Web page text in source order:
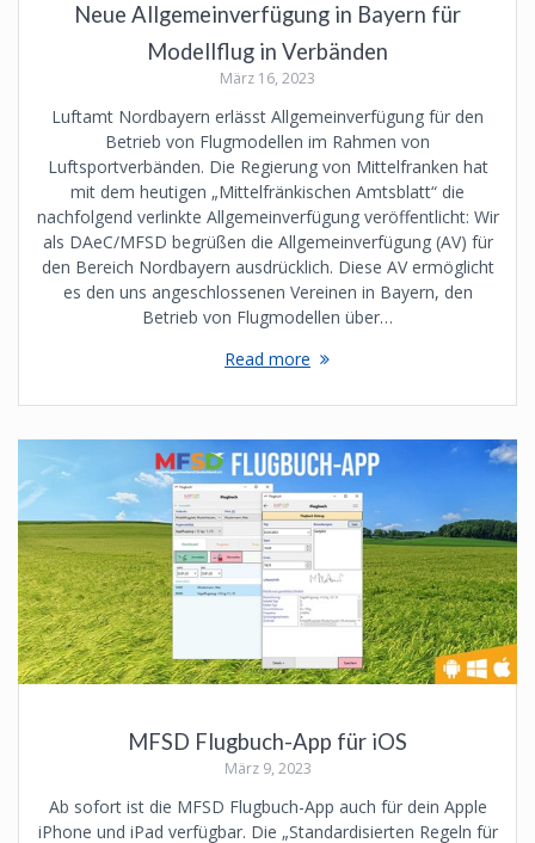
Neue Allgemeinverfügung in Bayern für
Modellflug in Verbänden
März 16, 2023
Luftamt Nordbayern erlässt Allgemeinverfügung für den
Betrieb von Flugmodellen im Rahmen von
Luftsportverbänden. Die Regierung von Mittelfranken hat
mit dem heutigen „Mittelfränkischen Amtsblatt“ die
nachfolgend verlinkte Allgemeinverfügung veröffentlicht: Wir
als DAeC/MFSD begrüßen die Allgemeinverfügung (AV) für
den Bereich Nordbayern ausdrücklich. Diese AV ermöglicht
es den uns angeschlossenen Vereinen in Bayern, den
Betrieb von Flugmodellen über…
Read more
MFSD Flugbuch-App für iOS
März 9, 2023
Ab sofort ist die MFSD Flugbuch-App auch für dein Apple
iPhone und iPad verfügbar. Die „Standardisierten Regeln für